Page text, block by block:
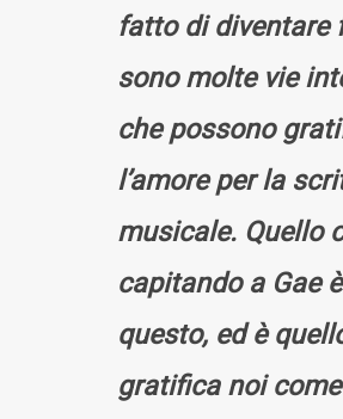
fatto di diventare
sono molte vie
che possono
l’amore per la
musicale. Quello
capitando a Gae è
questo, ed è
gratifica noi come